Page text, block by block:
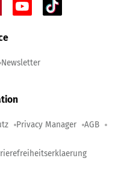
Newsletter
Privacy Manager AGB